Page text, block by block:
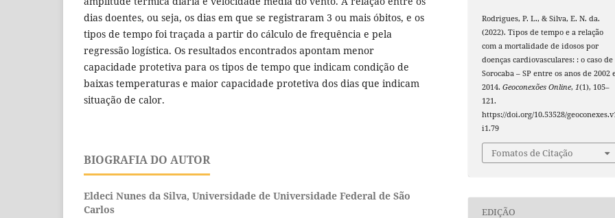
dias doentes, ou seja, os dias em que se registraram 3 ou mais óbitos, e os
tipos de tempo foi traçada a partir do cálculo de frequência e pela
regressão logística. Os resultados encontrados apontam menor
capacidade protetiva para os tipos de tempo que indicam condição de
baixas temperaturas e maior capacidade protetiva dos dias que indicam
situação de calor.
BIOGRAFIA DO AUTOR
Eldeci Nunes da Silva, Universidade de Universidade Federal de São
Carlos
Rodrigues, P. L., & Silva, E. N. da.
(2022). Tipos de tempo e a relação
com a mortalidade de idosos por
doenças cardiovasculares: : o caso de
Sorocaba – SP entre os anos de 2002
2014.Geoconexões Online,1(1), 105–
121.
https://doi.org/10.53528/
i1.79
Fomatos de Citação
EDIÇÃO